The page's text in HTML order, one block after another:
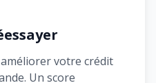
votre crédit
Un score